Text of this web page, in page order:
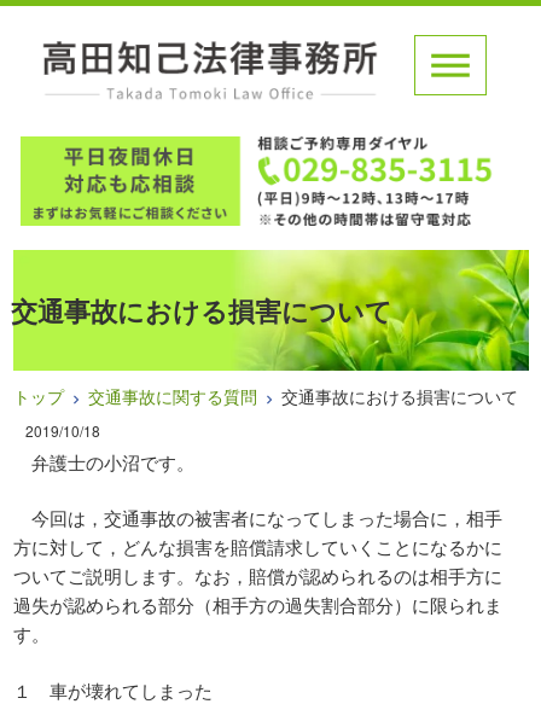
交通事故における損害について
トップ 交通事故に関する質問 交通事故における損害について
2019/10/18
弁護士の小沼です。
今回は，交通事故の被害者になってしまった場合に，相手
方に対して，どんな損害を賠償請求していくことになるかに
ついてご説明します。なお，賠償が認められるのは相手方に
過失が認められる部分（相手方の過失割合部分）に限られま
す。
１ 車が壊れてしまった